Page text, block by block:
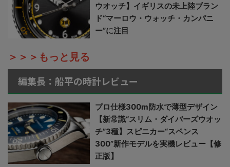
ウオッチ】イギリスの未上陸ブラン
ド“マーロウ・ウォッチ・カンパニ
ー”に注目
＞＞＞もっと見る
編集長：船平の時計レビュー
プロ仕様300m防水で薄型デザイン
【新常識“スリム・ダイバーズウオッ
チ”3種】スピニカー“スペンス
300”新作モデルを実機レビュー【修
正版】